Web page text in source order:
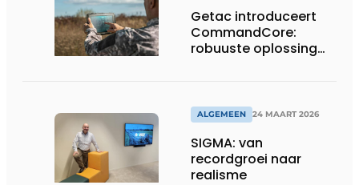
Getac introduceert
CommandCore:
robuuste oplossing
ALGEMEEN 24 MAART 2026
SIGMA: van
recordgroei naar
realisme